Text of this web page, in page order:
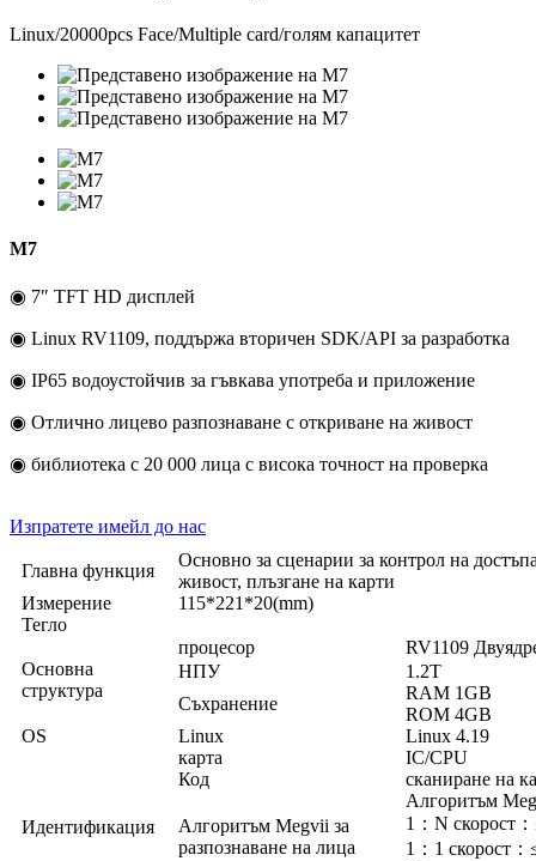
Linux/20000pcs Face/Multiple card/голям капацитет
M7
◉ 7″ TFT HD дисплей
◉ Linux RV1109, поддържа вторичен SDK/API за разработка
◉ IP65 водоустойчив за гъвкава употреба и приложение
◉ Отлично лицево разпознаване с откриване на живост
◉ библиотека с 20 000 лица с висока точност на проверка
Изпратете имейл до нас
Главна функция
Основно за сценарии за контрол на
живост, плъзгане на карти
Измерение
115*221*20(mm)
Тегло
Основна
структура
процесор
RV1109
НПУ
1.2T
Съхранение
RAM 1GB
ROM 4GB
OS
Linux Linux 4.19
Идентификация
карта
IC/CPU
Код
сканиране на
Алгоритъм Megvii за
разпознаване на лица
Алгоритъм
1：N скорост
1：1 скорост：